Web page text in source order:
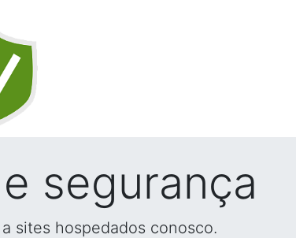
segurança
sites hospedados conosco.